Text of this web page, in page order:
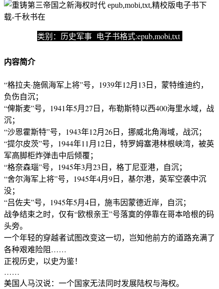
类别：历史军事 电子书格式:epub,mobi,txt
内容简介
“格拉夫·施佩海军上将”号，1939年12月13日，蒙特维迪约，
负伤自沉；
“俾斯麦”号，1941年5月27日，布勒斯特以西400海里水域，战
沉；
“沙恩霍斯特”号，1943年12月26日，挪威北角海域，战沉；
“提尔皮茨”号，1944年11月12日，特罗姆塞港林根峡湾，被英
军高脚柜炸弹击中后倾覆；
“格奈森瑙”号，1945年3月23日，格丁尼亚港，自沉；
“舍尔海军上将”号，1945年4月9日，基尔港，英军空袭中沉
没；
“吕佐夫”号，1945年5月4日，施韦因蒙德近岸，自沉；
战争结束之时，仅有“欧根亲王”号落寞的停靠在哥本哈根的码
头旁。
一个年轻的穿越者试图改变这一切，岂知他前方的道路充满了
各种艰难险阻……
正视历史，以史为鉴！
……
美国人马汉说：一个国家无法同时发展陆权与海权。